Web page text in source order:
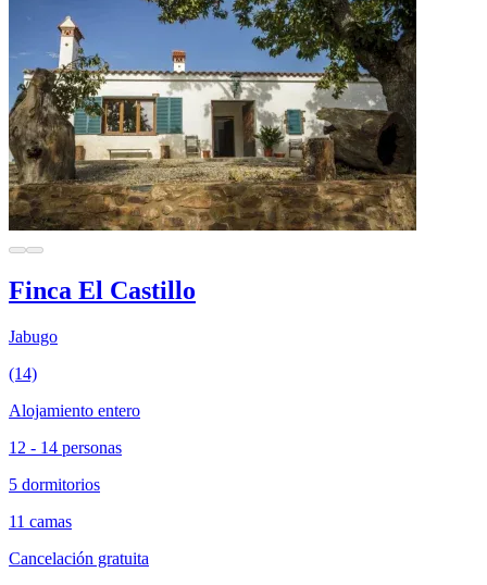
Finca El Castillo
Jabugo
(14)
Alojamiento entero
12 - 14 personas
5 dormitorios
11 camas
Cancelación gratuita